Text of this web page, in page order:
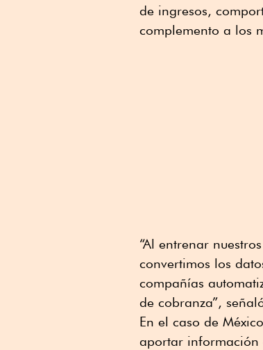
de ingresos,
complemento a los
“Al entrenar
convertimos los
compañías
de cobranza”,
En el caso de
aportar